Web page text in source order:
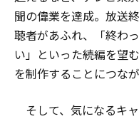
聞の偉業を達成。放送
聴者があふれ、「終わ
い」といった続編を望
を制作することにつな
そして、気になるキ